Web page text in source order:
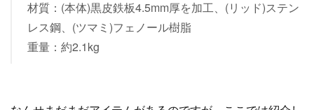
材質：(本体)黒皮鉄板4.5mm厚を加工、(リッド)ステン
レス鋼、(ツマミ)フェノール樹脂
重量：約2.1kg